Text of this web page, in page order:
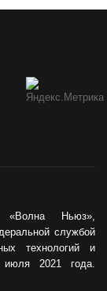
«Волна Ньюз»,
службой
технологий и
июля 2021 года.